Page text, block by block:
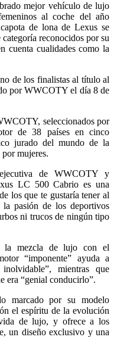
mejor vehículo de lujo
al coche del año
de lona de Lexus se
reconocidos por su
cuenta cualidades como la
de los finalistas al título al
por WWCOTY el día 8 de
seleccionados por
de 38 países en cinco
jurado del mundo de la
mujeres.
de WWCOTY y
LC 500 Cabrio es una
los que te gustaría tener al
pasión de los deportivos
ni trucos de ningún tipo
la mezcla de lujo con el
“imponente” ayuda a
mientras que
era “genial conducirlo”.
marcado por su modelo
el espíritu de la evolución
de lujo, y ofrece a los
un diseño exclusivo y una